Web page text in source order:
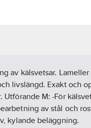
av kälsvetsar.
livslängd. Exakt och
Utförande M: -För
av stål och
kylande beläggning.